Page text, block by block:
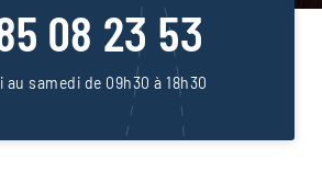
08 23 53
au samedi de 09h30 à 18h30